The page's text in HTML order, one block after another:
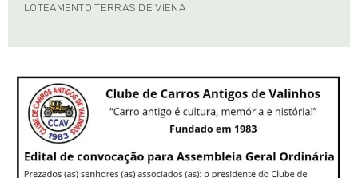
LOTEAMENTO TERRAS DE VIENA